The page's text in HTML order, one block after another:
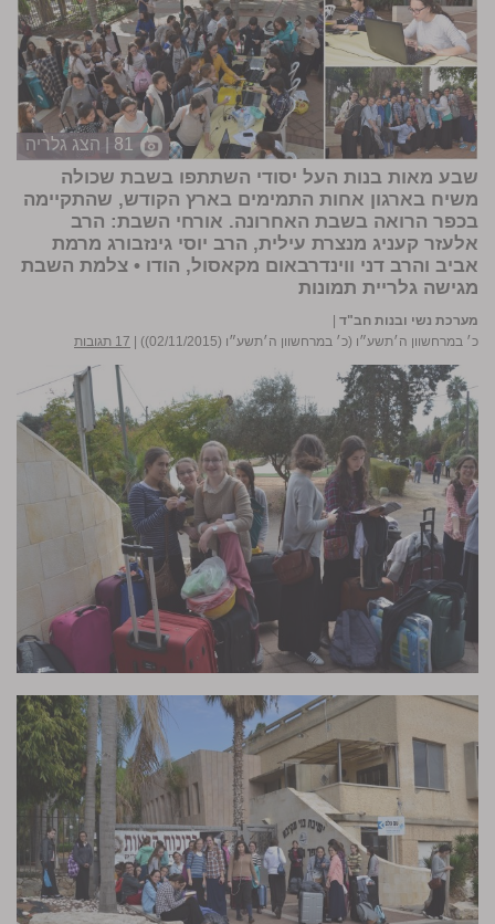
81 | הצג גלריה
שבע מאות בנות העל יסודי השתתפו בשבת שכולה
משיח בארגון אחות התמימים בארץ הקודש, שהתקיימה
בכפר הרואה בשבת האחרונה. אורחי השבת: הרב
אלעזר קעניג מנצרת עילית, הרב יוסי גינזבורג מרמת
אביב והרב דני ווינדרבאום מקאסול, הודו • צלמת השבת
מגישה גלריית תמונות
מערכת נשי ובנות חב"ד
כ׳ במרחשוון ה׳תשע״ו (כ׳ במרחשוון ה׳תשע״ו (02/11/2015))
17 תגובות